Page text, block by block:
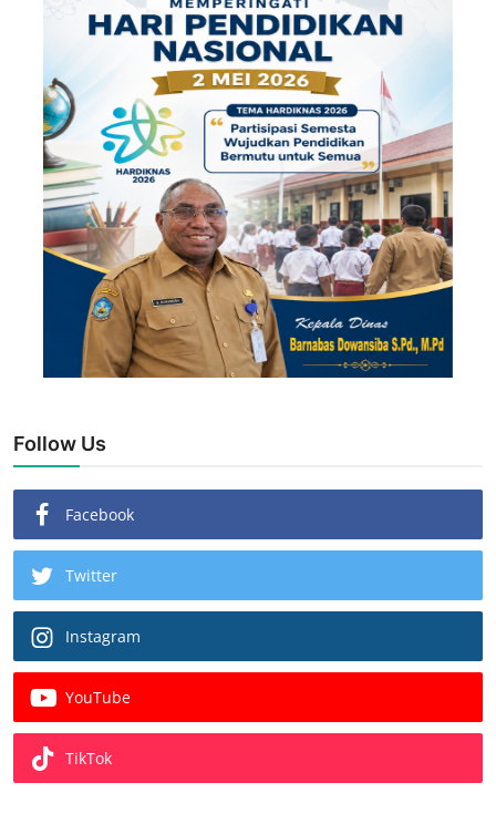
Follow Us
Facebook
Twitter
Instagram
YouTube
TikTok